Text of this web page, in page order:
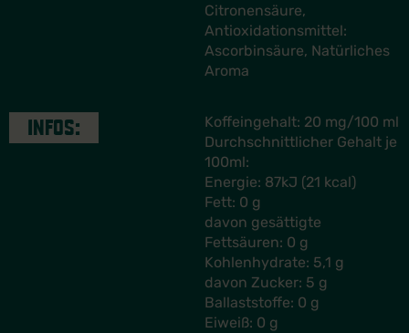
Citronensäure,
Antioxidationsmittel:
Ascorbinsäure, Natürliches
Aroma
INFOS:
Koffeingehalt: 20 mg/100 ml
Durchschnittlicher Gehalt je
100ml:
Energie: 87kJ (21 kcal)
Fett: 0 g
davon gesättigte
Fettsäuren: 0 g
Kohlenhydrate: 5,1 g
davon Zucker: 5 g
Ballaststoffe: 0 g
Eiweiß: 0 g